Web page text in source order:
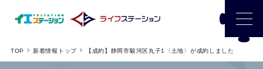
TOP 新着情報トップ 【成約】静岡市駿河区丸子1〈土地〉が成約しました